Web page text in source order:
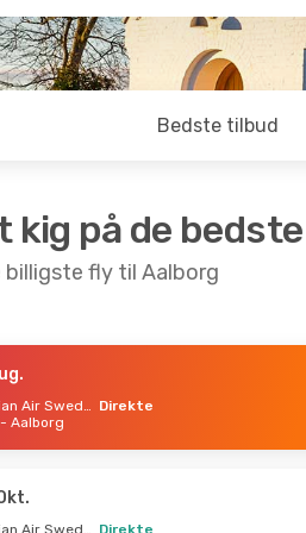
Bedste tilbud
kig på de
billigste fly til Aalborg
Norwegian Air Sweden Direkte
- Aalborg
Norwegian Air Sweden Direkte